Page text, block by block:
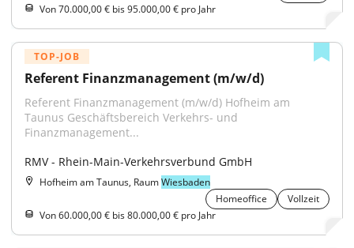
Von 70.000,00 € bis 95.000,00 € pro Jahr
TOP-JOB
Referent Finanzmanagement (m/w/d)
Referent Finanzmanagement (m/w/d) Hofheim am
Taunus Geschäftsbereich Verkehrs- und
Finanzmanagement...
RMV - Rhein-Main-Verkehrsverbund GmbH
Hofheim am Taunus, RaumWiesbaden
Homeoffice
Vollzeit
Von 60.000,00 € bis 80.000,00 € pro Jahr